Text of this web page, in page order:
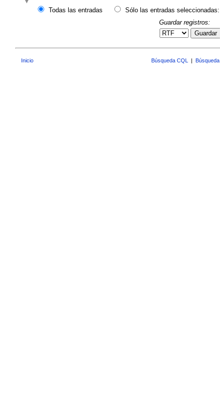
Todas las entradas
Sólo las entradas seleccionadas:
Guardar registros:
Guardar
Inicio Búsqueda CQL